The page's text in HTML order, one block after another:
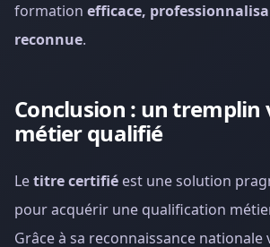
formation efficace,
reconnue.
Conclusion : un tremplin
métier qualifié
Letitre certifié est une solution
pour acquérir une qualification
Grâce à sa reconnaissance nationale